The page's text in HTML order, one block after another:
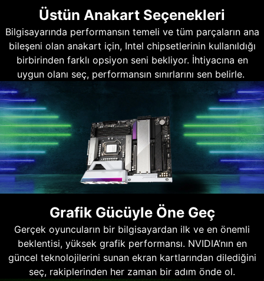
Üstün Anakart Seçenekleri
Bilgisayarında performansın temeli ve tüm parçaların ana
bileşeni olan anakart için, Intel chipsetlerinin kullanıldığı
birbirinden farklı opsiyon seni bekliyor. İhtiyacına en
uygun olanı seç, performansın sınırlarını sen belirle.
Grafik Gücüyle Öne Geç
Gerçek oyuncuların bir bilgisayardan ilk ve en önemli
beklentisi, yüksek grafik performansı. NVIDIA’nın en
güncel teknolojilerini sunan ekran kartlarından dilediğini
seç, rakiplerinden her zaman bir adım önde ol.